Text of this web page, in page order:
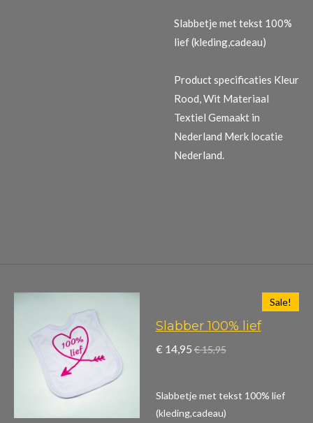
Slabbetje met tekst 100%
lief (kleding,cadeau)
Product specificaties Kleur
Rood, Wit Materiaal
Textiel Gemaakt in
Nederland Merk locatie
Nederland.
Sale!
Slabber 100% lief
€ 14,95 € 15,95
Slabbetje met tekst 100% lief
(kleding,cadeau)